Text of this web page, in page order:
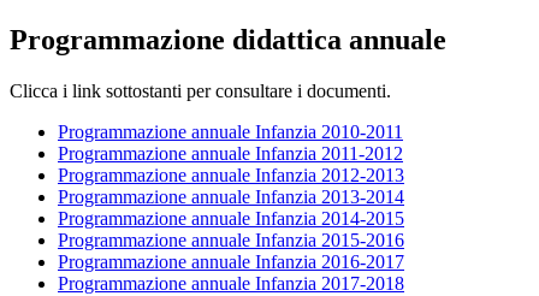
Programmazione didattica annuale
Clicca i link sottostanti per consultare i documenti.
Programmazione annuale Infanzia 2010-2011
Programmazione annuale Infanzia 2011-2012
Programmazione annuale Infanzia 2012-2013
Programmazione annuale Infanzia 2013-2014
Programmazione annuale Infanzia 2014-2015
Programmazione annuale Infanzia 2015-2016
Programmazione annuale Infanzia 2016-2017
Programmazione annuale Infanzia 2017-2018